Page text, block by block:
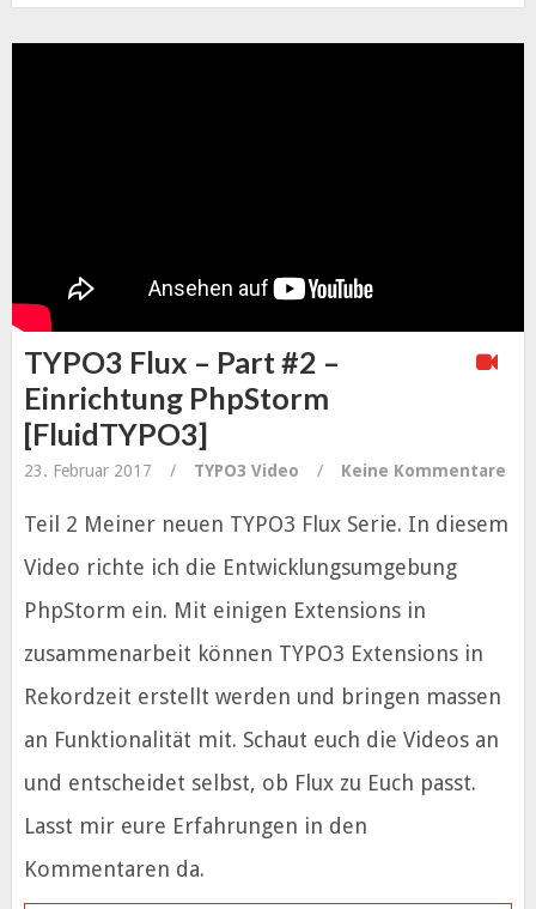
TYPO3 Flux – Part #2 –
Einrichtung PhpStorm
[FluidTYPO3]
23. Februar 2017 / TYPO3 Video / Keine Kommentare
Teil 2 Meiner neuen TYPO3 Flux Serie. In diesem
Video richte ich die Entwicklungsumgebung
PhpStorm ein. Mit einigen Extensions in
zusammenarbeit können TYPO3 Extensions in
Rekordzeit erstellt werden und bringen massen
an Funktionalität mit. Schaut euch die Videos an
und entscheidet selbst, ob Flux zu Euch passt.
Lasst mir eure Erfahrungen in den
Kommentaren da.